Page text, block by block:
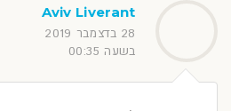
Aviv Liverant
28 בדצמבר 2019
בשעה 00:35